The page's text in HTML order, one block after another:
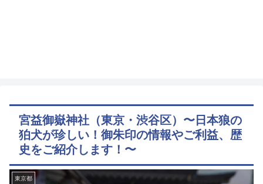
宮益御嶽神社（東京・渋谷区）〜日本狼の
狛犬が珍しい！御朱印の情報やご利益、歴
史をご紹介します！〜
東京都